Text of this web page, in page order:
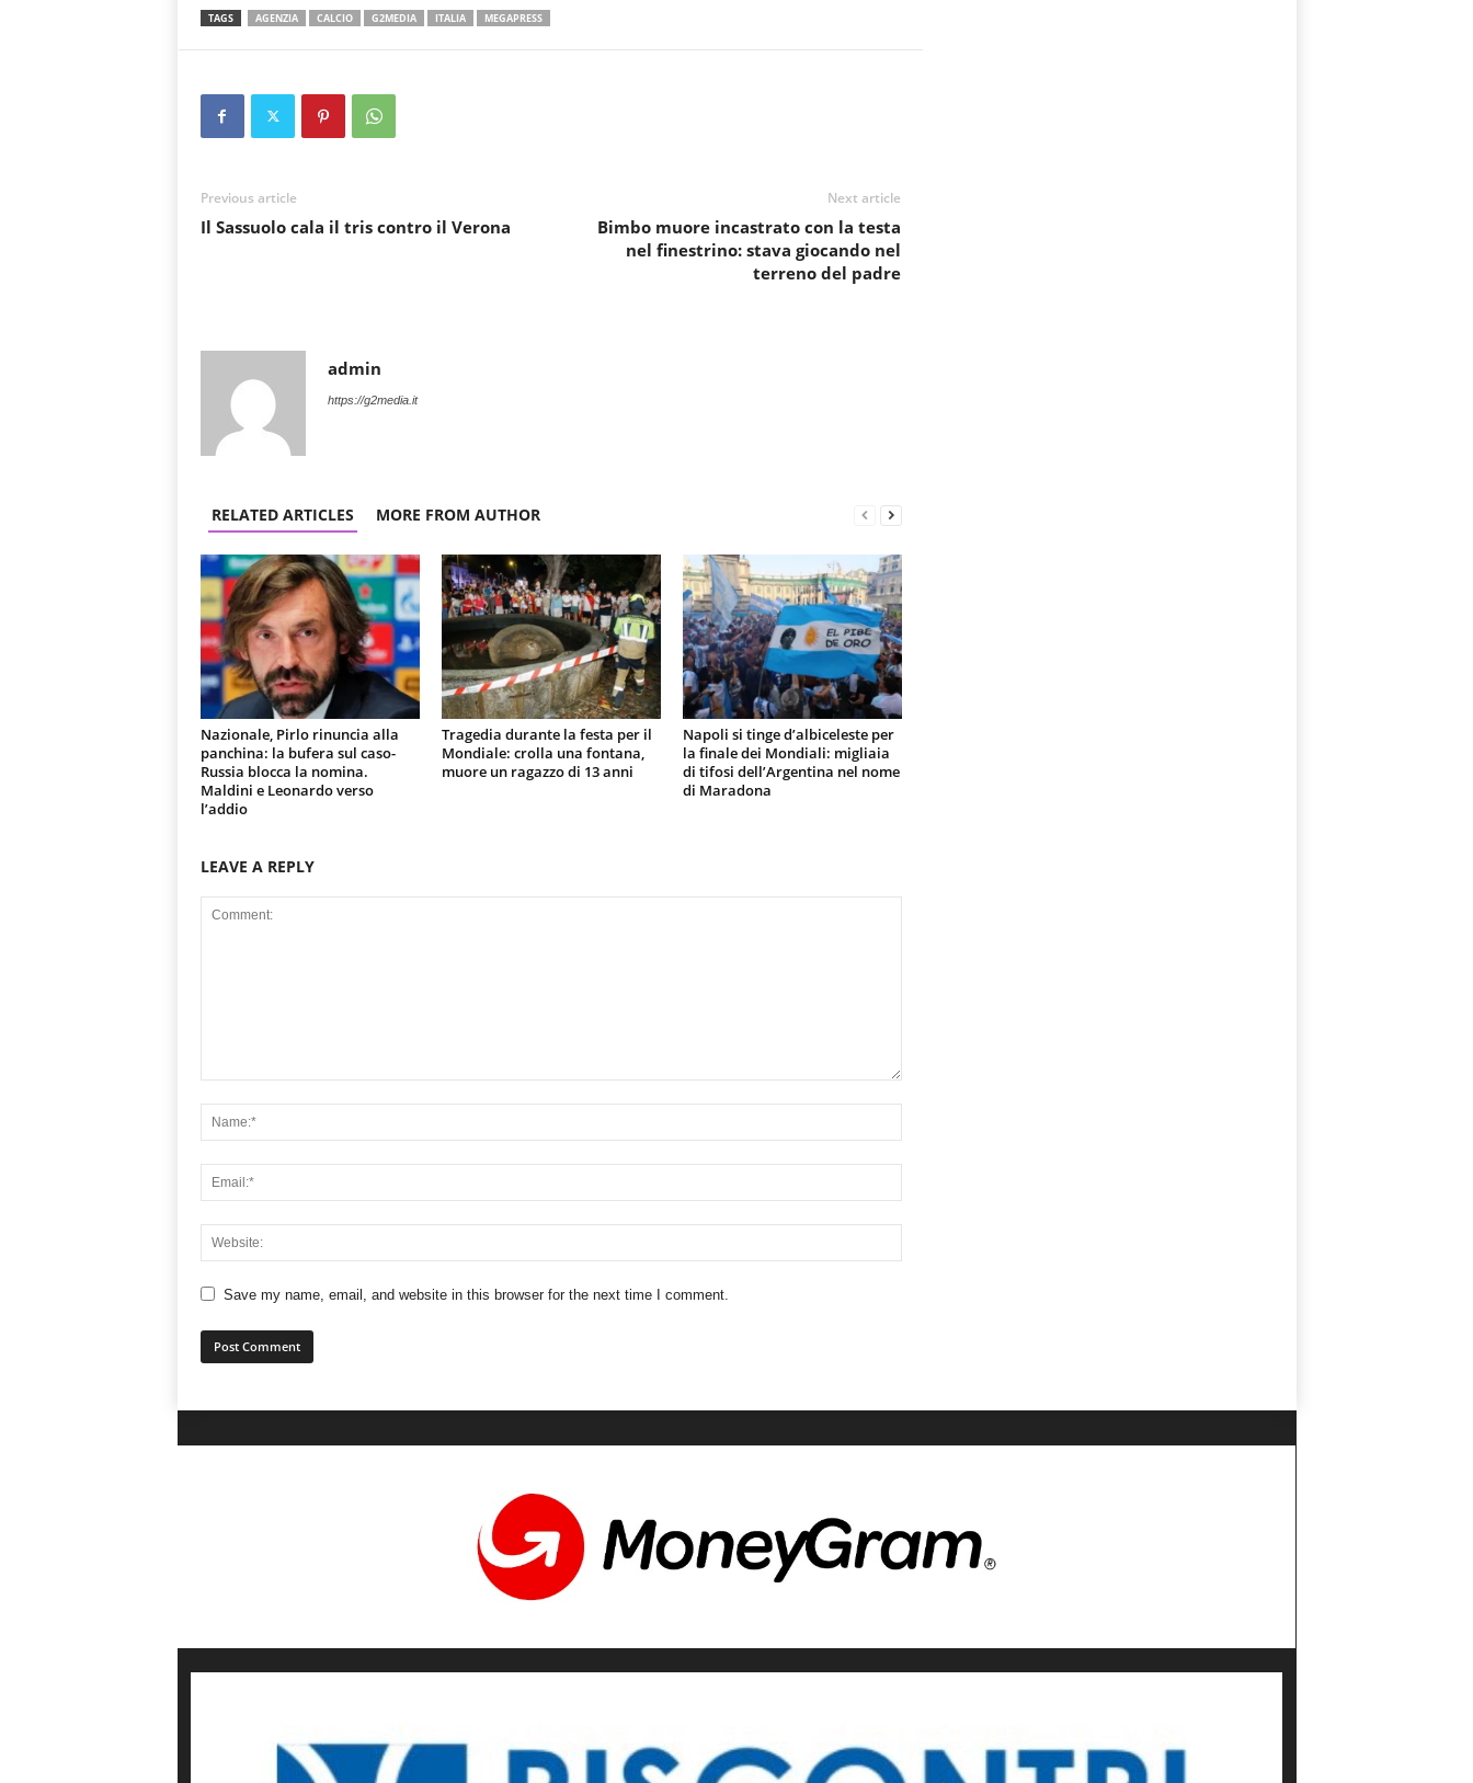
TAGS AGENZIA CALCIO G2MEDIA ITALIA MEGAPRESS
Previous article
Il Sassuolo cala il tris contro il Verona
Next article
Bimbo muore incastrato con la testa
nel finestrino: stava giocando nel
terreno del padre
admin
https://g2media.it
RELATED ARTICLES MORE FROM AUTHOR
Nazionale, Pirlo rinuncia alla
panchina: la bufera sul caso-
Russia blocca la nomina.
Maldini e Leonardo verso
l’addio
Tragedia durante la festa per il
Mondiale: crolla una fontana,
muore un ragazzo di 13 anni
Napoli si tinge d’albiceleste per
la finale dei Mondiali: migliaia
di tifosi dell’Argentina nel nome
di Maradona
LEAVE A REPLY
Save my name, email, and website in this browser for the next time I comment.